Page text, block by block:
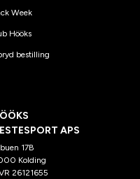
Week
Hööks
bestilling
APS
17B
Kolding
26121655